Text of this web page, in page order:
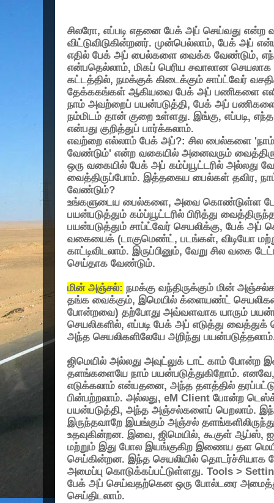
சிலரோ, எப்படி எதனை பேக் அப் செய்வது என்ற
விட்டுவிடுகின்றனர். முன்பெல்லாம், பேக் அப்
எதில் பேக் அப் பைல்களை வைக்க வேண்டும்,
என்பதெல்லாம், மிகப் பெரிய சவாலான
கட்டத்தில், நமக்குக் கிடைக்கும் சாப்ட்வேர்
தேக்ககங்கள் ஆகியவை பேக் அப் பணிகளை
நாம் அவற்றைப் பயன்படுத்தி, பேக் அப்
நம்மிடம் தான் குறை உள்ளது. இங்கு, எப்படி,
என்பது குறித்துப் பார்க்கலாம்.
எவற்றை எல்லாம் பேக் அப்?: சில பைல்களை '
வேண்டும்' என்ற வகையில் அனைவரும்
ஒரு வகையில் பேக் அப் கம்ப்யூட்டரில் அல்லது
வைத்திருப்போம். இத்தகைய பைல்கள் தவிர,
வேண்டும்?
உங்களுடைய பைல்களை, அவை கொண்டுள்ள
பயன்படுத்தும் கம்ப்யூட்டரில் பிரித்து
பயன்படுத்தும் சாப்ட்வேர் செயலிக்கு, பேக் அப்
வகையைக் (டாகுமெண்ட், படங்கள், விடியோ
காட்டிவிடலாம். இருப்பினும், வேறு சில வகை
செய்தாக வேண்டும்.
மின் அஞ்சல்: நமக்கு வந்திருக்கும் மின்
தங்க வைக்கும், இமெயில் க்ளையண்ட்
போன்றவை) தற்போது அவ்வளவாக யாரும்
செயலிகளில், எப்படி பேக் அப் எடுத்து
அந்த செயலிகளிலேயே அறிந்து
ஜிமெயில் அல்லது அவுட்லுக் டாட் காம்
தளங்களையே நாம் பயன்படுத்துகிறோம். எனவே
எடுக்கலாம் என்பதனை, அந்த தளத்தில்
பின்பற்றலாம். அல்லது, eM Client போன்ற
பயன்படுத்தி, அந்த அஞ்சல்களைப் பெறலாம்.
இருந்தவாறே இயங்கும் அஞ்சல்
உதவுகின்றன. இவை, ஜிமெயில், கூகுள் ஆப்ஸ்,
மற்றும் இது போல இயங்குகிற இணைய தள
செய்கின்றன. இந்த செயலியில் தொடர்ச்சியாக
அமைப்பு கொடுக்கப்பட்டுள்ளது. Tools >
பேக் அப் செய்வதற்கென ஒரு போல்டரை
செய்திடலாம்.